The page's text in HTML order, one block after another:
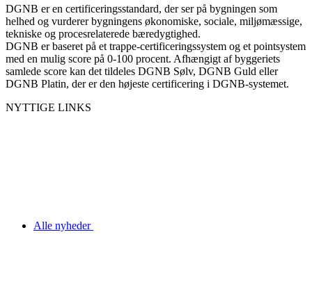
DGNB er en certificeringsstandard, der ser på bygningen som
helhed og vurderer bygningens økonomiske, sociale, miljømæssige,
tekniske og procesrelaterede bæredygtighed.
DGNB er baseret på et trappe-certificeringssystem og et pointsystem
med en mulig score på 0-100 procent. Afhængigt af byggeriets
samlede score kan det tildeles DGNB Sølv, DGNB Guld eller
DGNB Platin, der er den højeste certificering i DGNB-systemet.
NYTTIGE LINKS
Alle nyheder